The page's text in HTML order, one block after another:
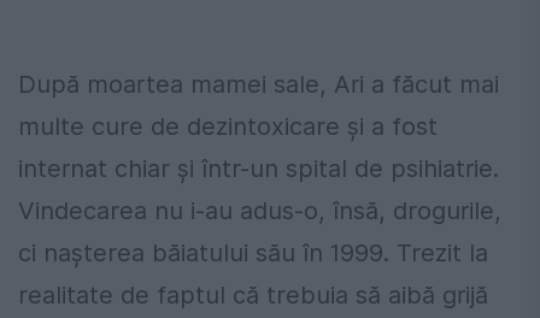
După moartea mamei sale, Ari a făcut mai
multe cure de dezintoxicare și a fost
internat chiar și într-un spital de psihiatrie.
Vindecarea nu i-au adus-o, însă, drogurile,
ci nașterea băiatului său în 1999. Trezit la
realitate de faptul că trebuia să aibă grijă